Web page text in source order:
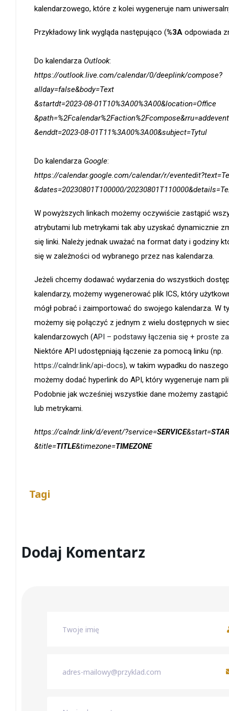
kalendarzowego, które z kolei wygeneruje nam
Przykładowy link wygląda następująco (%3A odpowiada
Do kalendarza Outlook:
https://outlook.live.com/calendar/0/deeplink/compose?
allday=false&body=Text
&startdt=2023-08-01T10%3A00%3A00&location=Office
&path=%2Fcalendar%2Faction%2Fcompose&rru=addevent
&enddt=2023-08-01T11%3A00%3A00&subject=Tytul
Do kalendarza Google:
https://calendar.google.com/calendar/r/
&dates=20230801T100000/
W powyższych linkach możemy oczywiście zastąpić
atrybutami lub metrykami tak aby uzyskać dynamicznie
się linki. Należy jednak uważać na format daty i godziny
się w zależności od wybranego przez nas kalendarza.
Jeżeli chcemy dodawać wydarzenia do wszystkich
kalendarzy, możemy wygenerować plik ICS, który
mógł pobrać i zaimportować do swojego kalendarza. W
możemy się połączyć z jednym z wielu dostępnych w
kalendarzowych (API – podstawy łączenia się + proste
Niektóre API udostępniają łączenie za pomocą linku (np.
https://calndr.link/api-docs), w takim wypadku do
możemy dodać hyperlink do API, który wygeneruje nam
Podobnie jak wcześniej wszystkie dane możemy
lub metrykami.
https://calndr.link/d/event/?service=SERVICE&start=
&title=TITLE&timezone=TIMEZONE
Tagi
Dodaj Komentarz